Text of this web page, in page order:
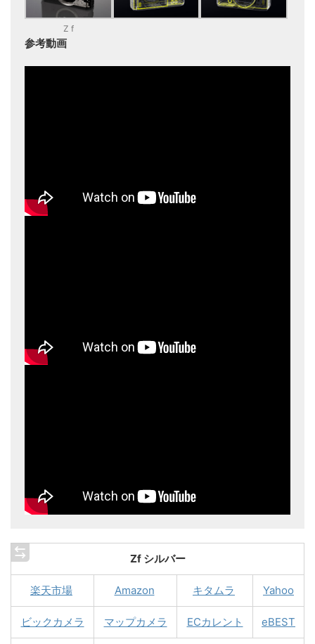
Z f
参考動画
Zf シルバー
楽天市場 Amazon キタムラ Yahoo
ビックカメラ マップカメラ ECカレント eBEST